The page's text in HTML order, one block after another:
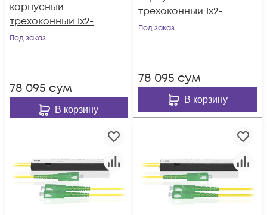
корпусный
трехоконный 1х2-
45/55 SC/APC
Под заказ
78 095 сум
В корзину
трехоконный 1х2-
40/60 SC/APC
Под заказ
78 095 сум
В корзину